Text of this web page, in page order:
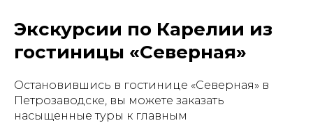
Экскурсии по Карелии из
гостиницы «Северная»
Остановившись в гостинице «Северная» в
Петрозаводске, вы можете заказать
насыщенные туры к главным